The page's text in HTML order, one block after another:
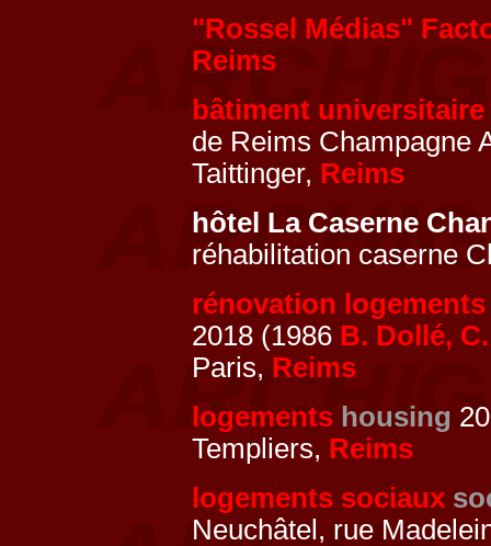
"Rossel Médias"
Reims
bâtiment
de Reims Champagne
Taittinger, Reims
hôtel La Caserne
réhabilitation caserne
rénovation
2018 (1986 B. Dollé,
Paris, Reims
logements housing
Templiers, Reims
logements sociaux
Neuchâtel, rue